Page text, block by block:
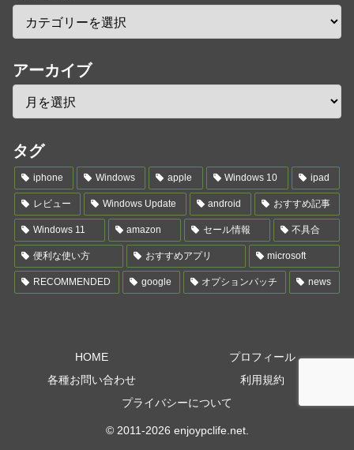
アーカイブ
タグ
iphone Windows apple Windows 10 ipad
レビュー Windows Update android おすすめ記事
Windows 11 amazon セール情報 不具合
便利な使い方 おすすめアプリ microsoft
RECOMMENDED google オプションパッチ news
HOME
プロフィール
各種お問い合わせ
利用規約
プライバシーについて
© 2011-2026 enjoypclife.net.